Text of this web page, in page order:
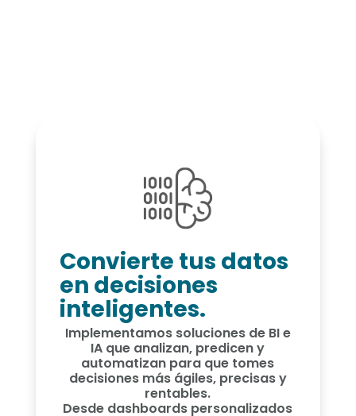
Convierte tus datos
en decisiones
inteligentes.
Implementamos soluciones de BI e
IA que analizan, predicen y
automatizan para que tomes
decisiones más ágiles, precisas y
rentables.
Desde dashboards personalizados